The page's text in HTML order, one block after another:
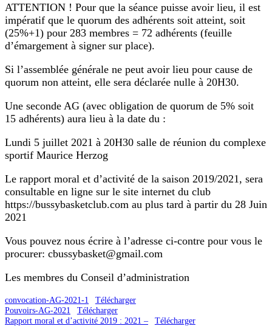
ATTENTION ! Pour que la séance puisse avoir lieu, il est
impératif que le quorum des adhérents soit atteint, soit
(25%+1) pour 283 membres = 72 adhérents (feuille
d’émargement à signer sur place).
Si l’assemblée générale ne peut avoir lieu pour cause de
quorum non atteint, elle sera déclarée nulle à 20H30.
Une seconde AG (avec obligation de quorum de 5% soit
15 adhérents) aura lieu à la date du :
Lundi 5 juillet 2021 à 20H30 salle de réunion du complexe
sportif Maurice Herzog
Le rapport moral et d’activité de la saison 2019/2021, sera
consultable en ligne sur le site internet du club
https://bussybasketclub.com au plus tard à partir du 28 Juin
2021
Vous pouvez nous écrire à l’adresse ci-contre pour vous le
procurer: cbussybasket@gmail.com
Les membres du Conseil d’administration
convocation-AG-2021-1
Télécharger
Pouvoirs-AG-2021
Télécharger
Rapport moral et d’activité 2019 : 2021 –
Télécharger